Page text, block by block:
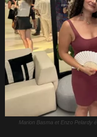
Marion Basma et Enzo Pelardy